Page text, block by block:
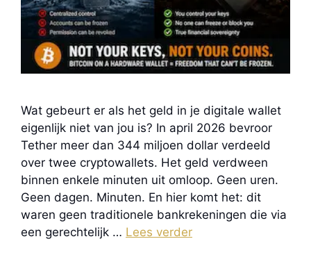
Wat gebeurt er als het geld in je digitale wallet
eigenlijk niet van jou is? In april 2026 bevroor
Tether meer dan 344 miljoen dollar verdeeld
over twee cryptowallets. Het geld verdween
binnen enkele minuten uit omloop. Geen uren.
Geen dagen. Minuten. En hier komt het: dit
waren geen traditionele bankrekeningen die via
een gerechtelijk … Lees verder